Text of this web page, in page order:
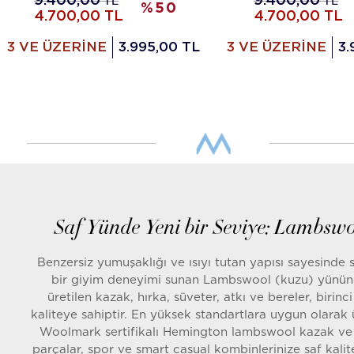
4.700,00 TL
% 50
3 VE ÜZERİNE 3.995,00 TL
4.700,00 TL
3 VE ÜZERİNE
Saf Yünde Yeni bir Seviye:
Benzersiz yumuşaklığı ve ısıyı tutan yapısı sayesinde
bir giyim deneyimi sunan Lambswool (kuzu)
üretilen kazak, hırka, süveter, atkı ve bereler, birinci
kaliteye sahiptir. En yüksek standartlara uygun olarak
Woolmark sertifikalı Hemington lambswool kazak
parçalar, spor ve smart casual kombinlerinize saf